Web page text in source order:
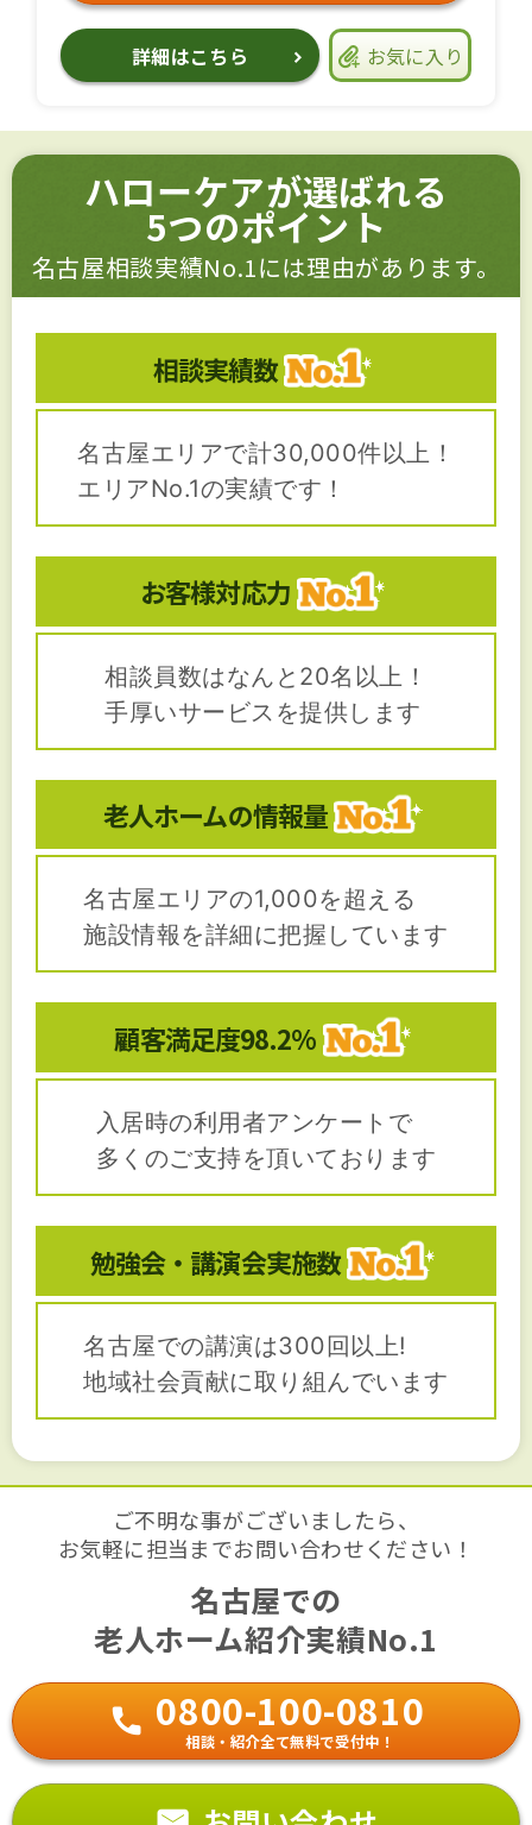
詳細はこちら お気に入り
ハローケアが選ばれる
5つのポイント
名古屋相談実績No.1には理由があります。
相談実績数
名古屋エリアで計30,000件以上！
エリアNo.1の実績です！
お客様対応力
相談員数はなんと20名以上！
手厚いサービスを提供します
老人ホームの情報量
名古屋エリアの1,000を超える
施設情報を詳細に把握しています
顧客満足度98.2%
入居時の利用者アンケートで
多くのご支持を頂いております
勉強会・講演会実施数
名古屋での講演は300回以上!
地域社会貢献に取り組んでいます
ご不明な事がございましたら、
お気軽に担当までお問い合わせください！
名古屋での
老人ホーム紹介実績No.1
0800-100-0810
相談・紹介全て無料で受付中！